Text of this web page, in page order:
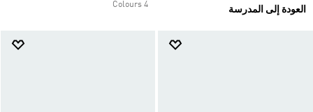
العودة إلى المدرسة 4 Colours